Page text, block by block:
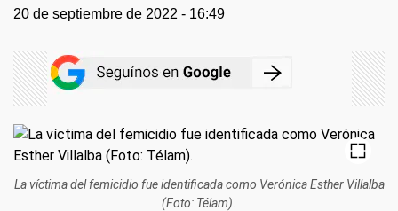
20 de septiembre de 2022 - 16:49
La víctima del femicidio fue identificada como Verónica Esther Villalba
(Foto: Télam).